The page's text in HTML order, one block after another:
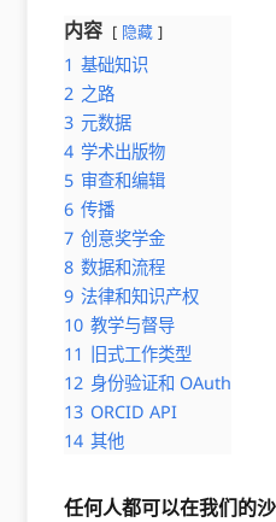
内容 隐藏
1 基础知识
2 之路
3 元数据
4 学术出版物
5 审查和编辑
6 传播
7 创意奖学金
8 数据和流程
9 法律和知识产权
10 教学与督导
11 旧式工作类型
12 身份验证和 OAuth
13 ORCID API
14 其他
任何人都可以在我们的